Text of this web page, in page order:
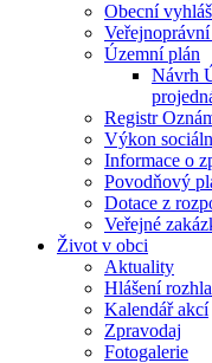
Obecní
Územní plán
Návrh
Registr
Výkon
Informace o
Povodňový
Dotace z
Veřejné
Život v obci
Aktuality
Hlášení
Kalendář akcí
Zpravodaj
Fotogalerie